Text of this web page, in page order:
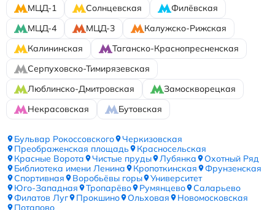
МЦД-1
Солнцевская
Филёвская
МЦД-4
МЦД-3
Калужско-Рижская
Калининская
Таганско-Краснопресненская
Серпуховско-Тимирязевская
Люблинско-Дмитровская
Замоскворецкая
Некрасовская
Бутовская
Бульвар Рокоссовского
Черкизовская
Преображенская площадь
Красносельская
Красные Ворота
Чистые пруды Лубянка
Охотный Ряд
Библиотека имени Ленина
Кропоткинская
Фрунзенская
Спортивная
Воробьёвы горы
Университет
Юго-Западная
Тропарёво Румянцево
Саларьево
Филатов Луг
Прокшино Ольховая
Новомосковская
Потапово